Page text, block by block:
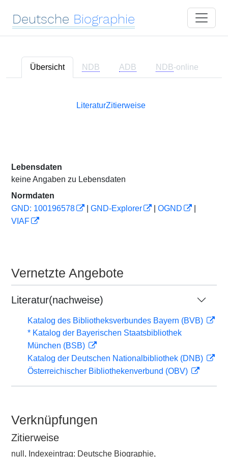
Deutsche Biographie
Übersicht NDB ADB NDB-online
LiteraturZitierweise
Lebensdaten
keine Angaben zu Lebensdaten
Normdaten
GND: 100196578
GND-Explorer OGND
VIAF
Vernetzte Angebote
Literatur(nachweise)
Katalog des Bibliotheksverbundes Bayern (BVB)
* Katalog der Bayerischen Staatsbibliothek
München (BSB)
Katalog der Deutschen Nationalbibliothek (DNB)
Österreichischer Bibliothekenverbund (OBV)
Verknüpfungen
Zitierweise
null, Indexeintrag: Deutsche Biographie,